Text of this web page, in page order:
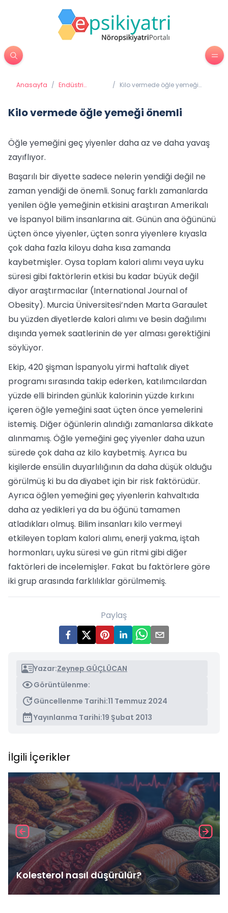
Anasayfa / Endüstri
/ Kilo vermede öğle yemeği
Kilo vermede öğle yemeği önemli
Öğle yemeğini geç yiyenler daha az ve daha yavaş
zayıflıyor.
Başarılı bir diyette sadece nelerin yendiği değil ne
zaman yendiği de önemli. Sonuç farklı zamanlarda
yenilen öğle yemeğinin etkisini araştıran Amerikalı
ve İspanyol bilim insanlarına ait. Günün ana öğününü
üçten önce yiyenler, üçten sonra yiyenlere kıyasla
çok daha fazla kiloyu daha kısa zamanda
kaybetmişler. Oysa toplam kalori alımı veya uyku
süresi gibi faktörlerin etkisi bu kadar büyük değil
diyor araştırmacılar (International Journal of
Obesity). Murcia Üniversitesi’nden Marta Garaulet
bu yüzden diyetlerde kalori alımı ve besin dağılımı
dışında yemek saatlerinin de yer alması gerektiğini
söylüyor.
Ekip, 420 şişman İspanyolu yirmi haftalık diyet
programı sırasında takip ederken, katılımcılardan
yüzde elli birinden günlük kalorinin yüzde kırkını
içeren öğle yemeğini saat üçten önce yemelerini
istemiş. Diğer öğünlerin alındığı zamanlarsa dikkate
alınmamış. Öğle yemeğini geç yiyenler daha uzun
sürede çok daha az kilo kaybetmiş. Ayrıca bu
kişilerde ensülin duyarlılığının da daha düşük olduğu
görülmüş ki bu da diyabet için bir risk faktörüdür.
Ayrıca öğlen yemeğini geç yiyenlerin kahvaltıda
daha az yedikleri ya da bu öğünü tamamen
atladıkları olmuş. Bilim insanları kilo vermeyi
etkileyen toplam kalori alımı, enerji yakma, iştah
hormonları, uyku süresi ve gün ritmi gibi diğer
faktörleri de incelemişler. Fakat bu faktörlere göre
iki grup arasında farklılıklar görülmemiş.
Paylaş
Yazar:Zeynep GÜÇLÜCAN
Görüntülenme:
Güncellenme Tarihi:11 Temmuz 2024
Yayınlanma Tarihi:19 Şubat 2013
İlgili İçerikler
Kolesterol nasıl düşürülür?